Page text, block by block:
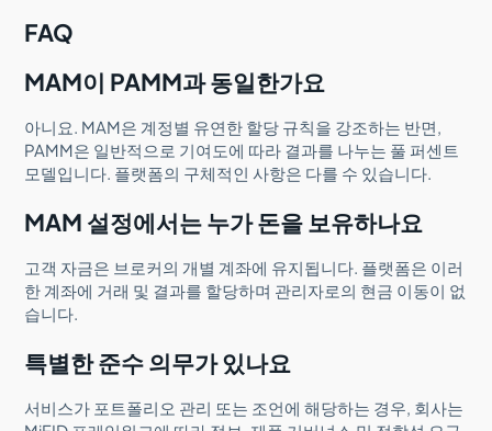
FAQ
MAM이 PAMM과 동일한가요
아니요. MAM은 계정별 유연한 할당 규칙을 강조하는 반면,
PAMM은 일반적으로 기여도에 따라 결과를 나누는 풀 퍼센트
모델입니다. 플랫폼의 구체적인 사항은 다를 수 있습니다.
MAM 설정에서는 누가 돈을 보유하나요
고객 자금은 브로커의 개별 계좌에 유지됩니다. 플랫폼은 이러
한 계좌에 거래 및 결과를 할당하며 관리자로의 현금 이동이 없
습니다.
특별한 준수 의무가 있나요
서비스가 포트폴리오 관리 또는 조언에 해당하는 경우, 회사는